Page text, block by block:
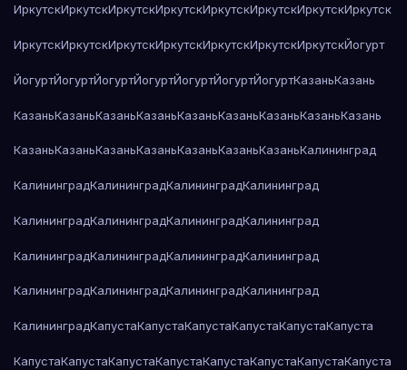
ИркутскИркутскИркутскИркутскИркутскИркутскИркутскИркутск
ИркутскИркутскИркутскИркутскИркутскИркутскИркутскЙогурт
ЙогуртЙогуртЙогуртЙогуртЙогуртЙогуртЙогуртКазаньКазань
КазаньКазаньКазаньКазаньКазаньКазаньКазаньКазаньКазань
КазаньКазаньКазаньКазаньКазаньКазаньКазаньКалининград
КалининградКалининградКалининградКалининград
КалининградКалининградКалининградКалининград
КалининградКалининградКалининградКалининград
КалининградКалининградКалининградКалининград
КалининградКапустаКапустаКапустаКапустаКапустаКапуста
КапустаКапустаКапустаКапустаКапустаКапустаКапустаКапуста